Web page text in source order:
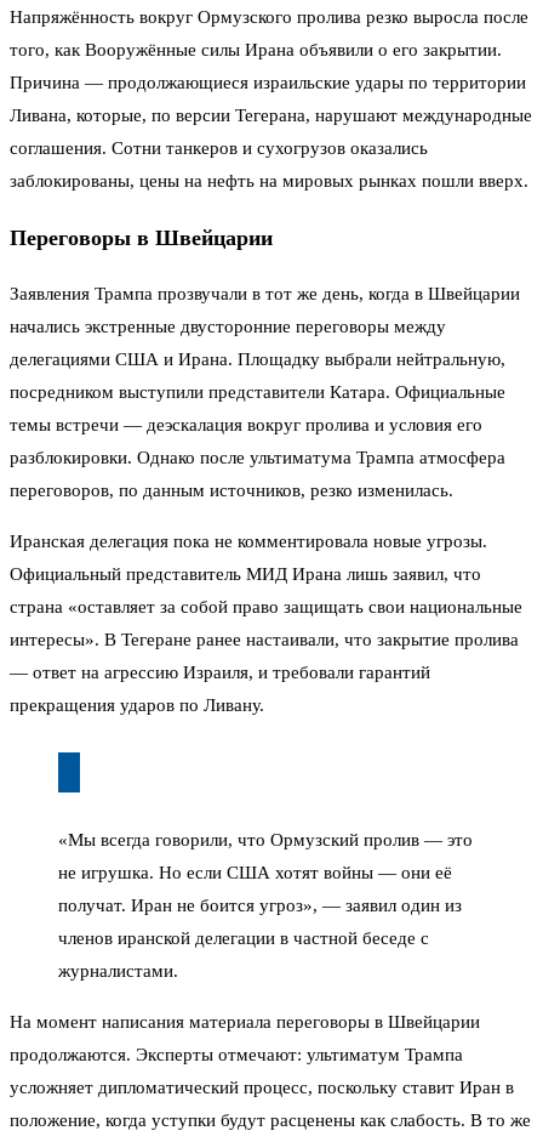
Напряжённость вокруг Ормузского пролива резко выросла после
того, как Вооружённые силы Ирана объявили о его закрытии.
Причина — продолжающиеся израильские удары по территории
Ливана, которые, по версии Тегерана, нарушают международные
соглашения. Сотни танкеров и сухогрузов оказались
заблокированы, цены на нефть на мировых рынках пошли вверх.
Переговоры в Швейцарии
Заявления Трампа прозвучали в тот же день, когда в Швейцарии
начались экстренные двусторонние переговоры между
делегациями США и Ирана. Площадку выбрали нейтральную,
посредником выступили представители Катара. Официальные
темы встречи — деэскалация вокруг пролива и условия его
разблокировки. Однако после ультиматума Трампа атмосфера
переговоров, по данным источников, резко изменилась.
Иранская делегация пока не комментировала новые угрозы.
Официальный представитель МИД Ирана лишь заявил, что
страна «оставляет за собой право защищать свои национальные
интересы». В Тегеране ранее настаивали, что закрытие пролива
— ответ на агрессию Израиля, и требовали гарантий
прекращения ударов по Ливану.
«Мы всегда говорили, что Ормузский пролив — это
не игрушка. Но если США хотят войны — они её
получат. Иран не боится угроз», — заявил один из
членов иранской делегации в частной беседе с
журналистами.
На момент написания материала переговоры в Швейцарии
продолжаются. Эксперты отмечают: ультиматум Трампа
усложняет дипломатический процесс, поскольку ставит Иран в
положение, когда уступки будут расценены как слабость. В то же